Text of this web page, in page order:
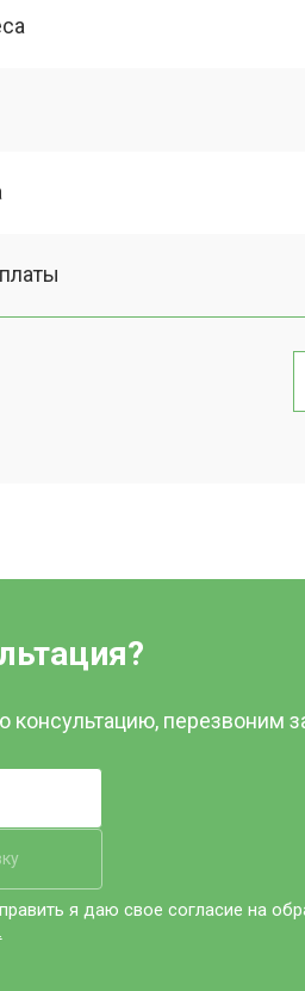
консультацию, перезвоним
я даю свое согласие на